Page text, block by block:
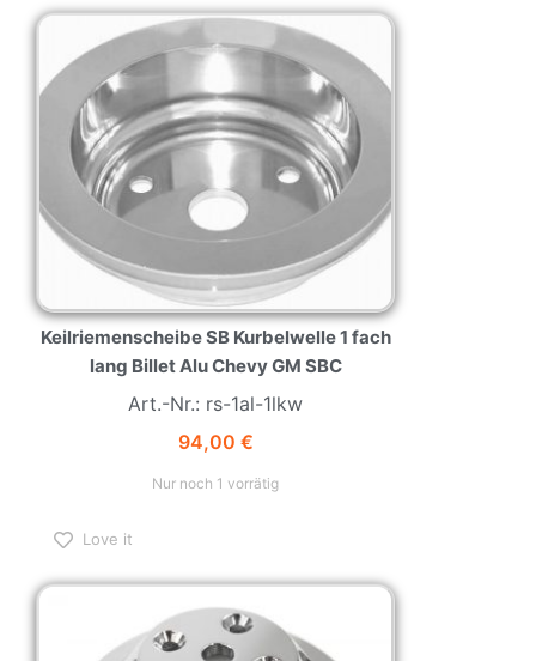
Keilriemenscheibe SB Kurbelwelle 1 fach
lang Billet Alu Chevy GM SBC
Art.-Nr.: rs-1al-1lkw
94,00 €
Nur noch 1 vorrätig
Love it